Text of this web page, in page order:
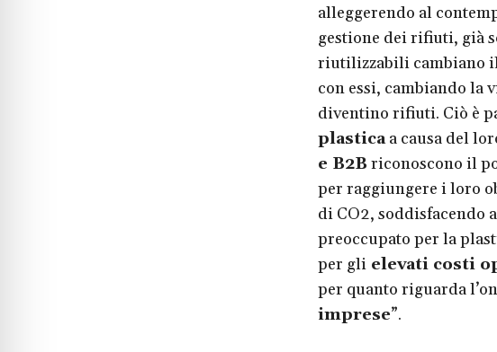
alleggerendo al
gestione dei rifiuti, già
riutilizzabili cambiano
con essi, cambiando la
diventino rifiuti. Ciò è
plasticaa causa del
e B2B riconoscono il
per raggiungere i loro
di CO2, soddisfacendo
preoccupato per la
per glielevati costi
per quanto riguarda
imprese”.